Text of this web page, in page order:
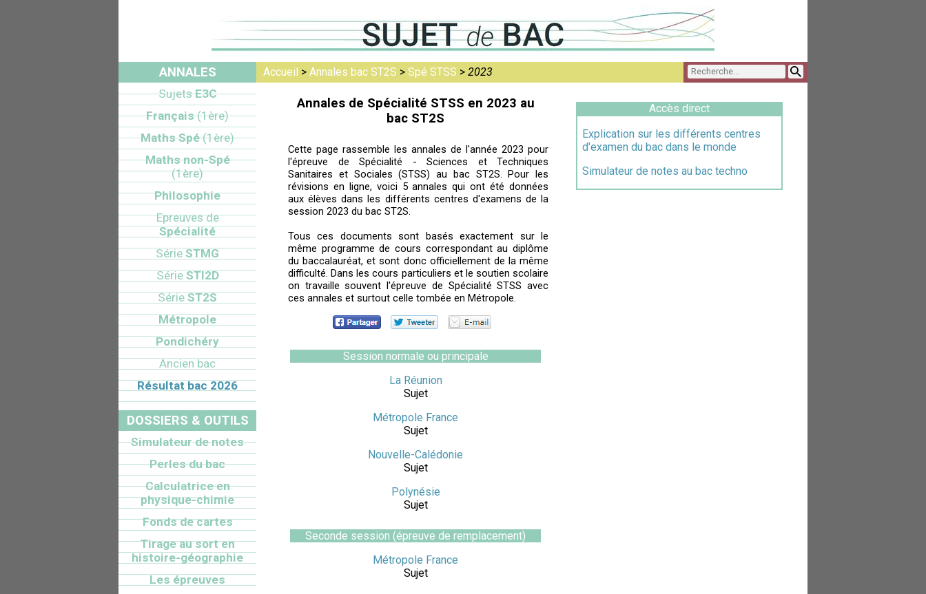
Accueil > Annales bac ST2S > Spé STSS > 2023
Annales de Spécialité STSS en 2023 au
bac ST2S
Cette page rassemble les annales de l'année 2023 pour
l'épreuve de Spécialité - Sciences et Techniques
Sanitaires et Sociales (STSS) au bac ST2S. Pour les
révisions en ligne, voici 5 annales qui ont été données
aux élèves dans les différents centres d'examens de la
session 2023 du bac ST2S.
Tous ces documents sont basés exactement sur le
même programme de cours correspondant au diplôme
du baccalauréat, et sont donc officiellement de la même
difficulté. Dans les cours particuliers et le soutien scolaire
on travaille souvent l'épreuve de Spécialité STSS avec
ces annales et surtout celle tombée en Métropole.
Session normale ou principale
La Réunion
Sujet
Métropole France
Sujet
Nouvelle-Calédonie
Sujet
Polynésie
Sujet
Seconde session (épreuve de remplacement)
Métropole France
Sujet
Accès direct
Explication sur les différents centres
d'examen du bac dans le monde
Simulateur de notes au bac techno
ANNALES
SujetsE3C
Français(1ère)
Maths Spé(1ère)
Maths non-Spé
(1ère)
Philosophie
Epreuves de
Spécialité
Série STMG
SérieSTI2D
Série ST2S
Métropole
Pondichéry
Ancien bac
Résultat bac 2026
DOSSIERS & OUTILS
Simulateur de notes
Perles du bac
Calculatrice en
physique-chimie
Fonds de cartes
Tirage au sort en
histoire-géographie
Les épreuves